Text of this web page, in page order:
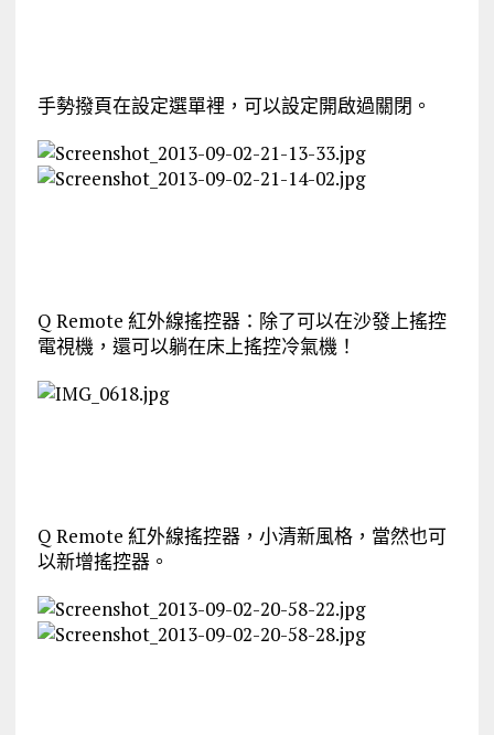
手勢撥頁在設定選單裡，可以設定開啟過關閉。
Q Remote 紅外線搖控器：除了可以在沙發上搖控
電視機，還可以躺在床上搖控冷氣機！
Q Remote 紅外線搖控器，小清新風格，當然也可
以新增搖控器。